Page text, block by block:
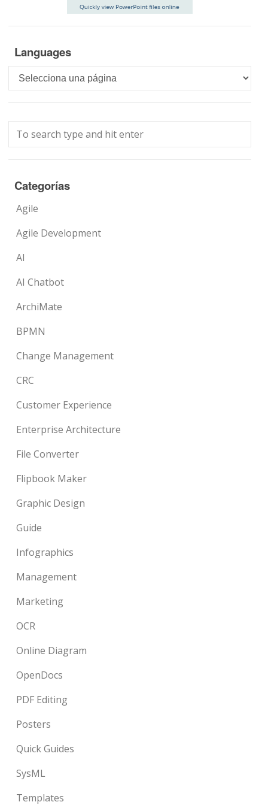
Languages
Languages
Categorías
Agile
Agile Development
AI
AI Chatbot
ArchiMate
BPMN
Change Management
CRC
Customer Experience
Enterprise Architecture
File Converter
Flipbook Maker
Graphic Design
Guide
Infographics
Management
Marketing
OCR
Online Diagram
OpenDocs
PDF Editing
Posters
Quick Guides
SysML
Templates